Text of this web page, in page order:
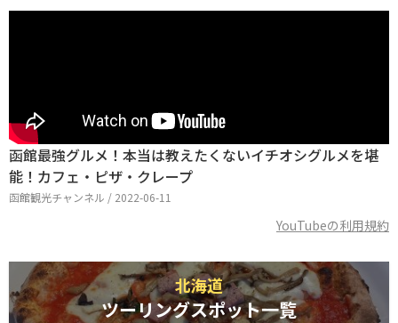
函館最強グルメ！本当は教えたくないイチオシグルメを堪
能！カフェ・ピザ・クレープ
函館観光チャンネル / 2022-06-11
YouTubeの利用規約
北海道
ツーリングスポット一覧